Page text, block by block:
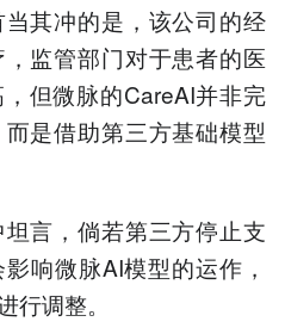
其冲的是，该公司的经
监管部门对于患者的医
但微脉的CareAI并非完
是借助第三方基础模型
言，倘若第三方停止支
响微脉AI模型的运作，
行调整。